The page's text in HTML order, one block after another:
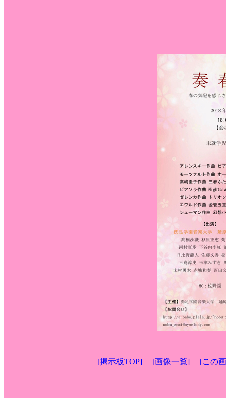
[掲示板TOP] [画像一覧] [この